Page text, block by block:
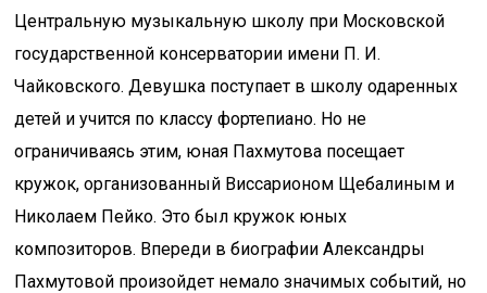
Центральную музыкальную школу при Московской
государственной консерватории имени П. И.
Чайковского. Девушка поступает в школу одаренных
детей и учится по классу фортепиано. Но не
ограничиваясь этим, юная Пахмутова посещает
кружок, организованный Виссарионом Щебалиным и
Николаем Пейко. Это был кружок юных
композиторов. Впереди в биографии Александры
Пахмутовой произойдет немало значимых событий, но